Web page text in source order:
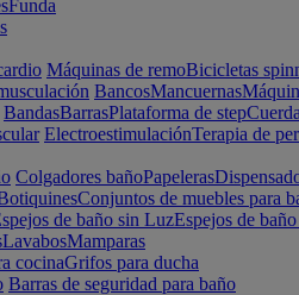
Funda
Máquinas de remoBicicletas
BancosMancuernas
BandasBarrasPlataforma de step
ElectroestimulaciónTerapia de
Colgadores bañoPapeleras
Conjuntos de muebles para
de baño sin LuzEspejos de
LavabosMamparas
cocinaGrifos para ducha
Barras de seguridad para baño